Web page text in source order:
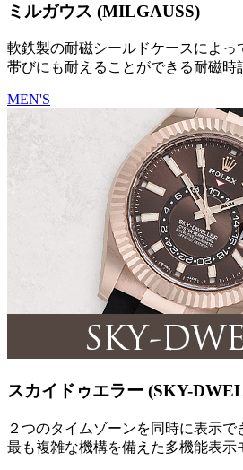
ミルガウス (MILGAUSS)
軟鉄製の耐磁シールドケースによっ
帯びにも耐えることができる耐磁時
MEN'S
スカイドゥエラー (SKY-
２つのタイムゾーンを同時に表示
最も複雑な機構を備えた多機能表示